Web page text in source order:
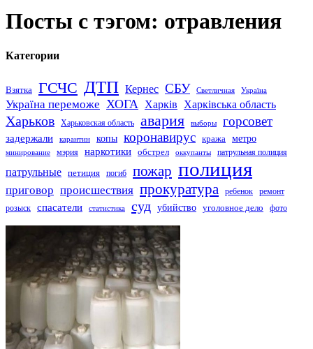
Посты с тэгом: отравления
Категории
Взятка ГСЧС ДТП Кернес СБУ Светличная Україна
Україна переможе ХОГА Харків Харківська область
Харьков Харьковская область авария выборы горсовет
задержали карантин копы коронавирус кража метро
минирование мэрия наркотики обстрел оккупанты патрульная полиция
патрульные петиция погиб пожар полиция
приговор происшествия прокуратура ребенок
ремонт
розыск
спасатели статистика суд убийство уголовное дело фото